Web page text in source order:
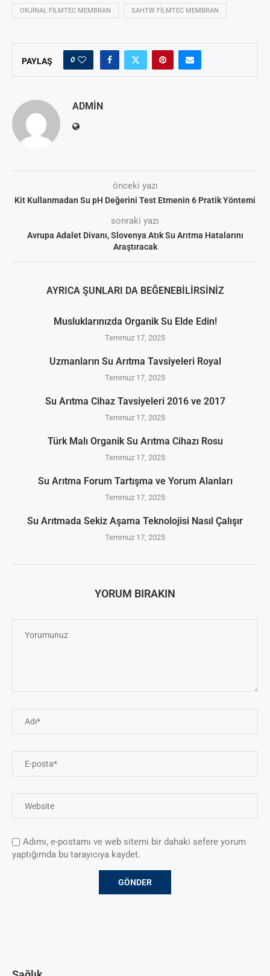
ORJINAL FILMTEC MEMBRAN SAHTW FILMTEC MEMBRAN
PAYLAŞ 0
ADMIN
önceki yazı
Kit Kullanmadan Su pH Değerini Test Etmenin 6 Pratik Yöntemi
sonraki yazı
Avrupa Adalet Divanı, Slovenya Atık Su Arıtma Hatalarını
Araştıracak
AYRICA ŞUNLARI DA BEĞENEBILIRSINIZ
Musluklarınızda Organik Su Elde Edin!
Temmuz 17, 2025
Uzmanların Su Arıtma Tavsiyeleri Royal
Temmuz 17, 2025
Su Arıtma Cihaz Tavsiyeleri 2016 ve 2017
Temmuz 17, 2025
Türk Malı Organik Su Arıtma Cihazı Rosu
Temmuz 17, 2025
Su Arıtma Forum Tartışma ve Yorum Alanları
Temmuz 17, 2025
Su Arıtmada Sekiz Aşama Teknolojisi Nasıl Çalışır
Temmuz 17, 2025
YORUM BIRAKIN
Adımı, e-postamı ve web sitemi bir dahaki sefere yorum
yaptığımda bu tarayıcıya kaydet.